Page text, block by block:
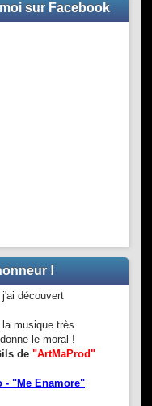
sur Facebook
!
découvert
musique très
le moral !
de "ArtMaProd"
- "Me Enamore"